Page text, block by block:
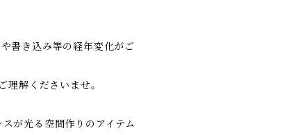
書き込み等の経年変化がご
理解くださいませ。
が光る空間作りのアイテム